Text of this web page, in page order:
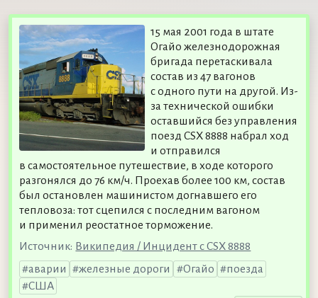
15 мая 2001 года в штате
Огайо железнодорожная
бригада перетаскивала
состав из 47 вагонов
с одного пути на другой. Из-
за технической ошибки
оставшийся без управления
поезд CSX 8888 набрал ход
и отправился
в самостоятельное путешествие, в ходе которого
разгонялся до 76 км/ч. Проехав более 100 км, состав
был остановлен машинистом догнавшего его
тепловоза: тот сцепился с последним вагоном
и применил реостатное торможение.
Источник: Википедия / Инцидент с CSX 8888
аварии
железные дороги Огайо
поезда
США